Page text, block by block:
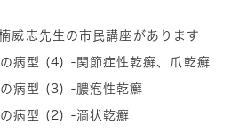
威志先生の市民講座があります
病型 (4) -関節症性乾癬、爪乾癬
病型 (3) -膿疱性乾癬
病型 (2) -滴状乾癬